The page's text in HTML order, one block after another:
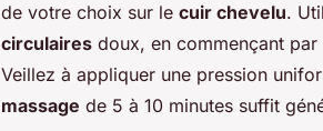
de votre choix sur le cuir chevelu.
circulaires doux, en commençant
Veillez à appliquer une pression
massage de 5 à 10 minutes suffit